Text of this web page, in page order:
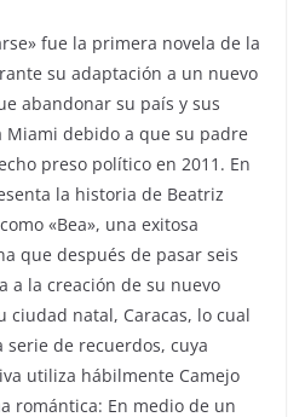
fue la primera novela de la
su adaptación a un nuevo
abandonar su país y sus
debido a que su padre
preso político en 2011. En
la historia de Beatriz
«Bea», una exitosa
que después de pasar seis
a la creación de su nuevo
ciudad natal, Caracas, lo cual
de recuerdos, cuya
utiliza hábilmente Camejo
romántica: En medio de un